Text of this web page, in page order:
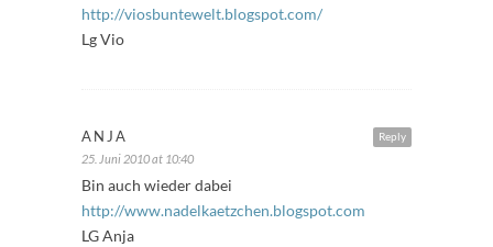
http://viosbuntewelt.blogspot.com/
Lg Vio
Reply
ANJA
25. Juni 2010 at 10:40
Bin auch wieder dabei
http://www.nadelkaetzchen.blogspot.com
LG Anja